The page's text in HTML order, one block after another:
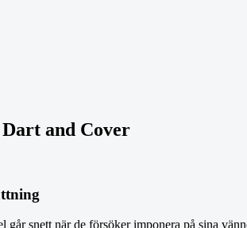
Dart and Cover
går snett när de försöker imponera på sina